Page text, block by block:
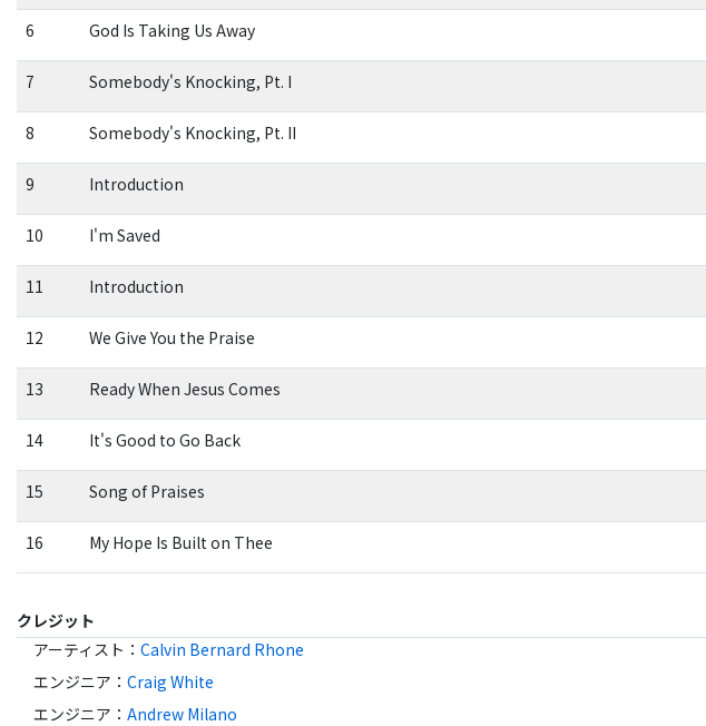
6 God Is Taking Us Away
7 Somebody's Knocking, Pt. I
8 Somebody's Knocking, Pt. II
9 Introduction
10 I'm Saved
11 Introduction
12 We Give You the Praise
13 Ready When Jesus Comes
14 It's Good to Go Back
15 Song of Praises
16 My Hope Is Built on Thee
クレジット
アーティスト ： Calvin Bernard Rhone
エンジニア ： Craig White
エンジニア ： Andrew Milano